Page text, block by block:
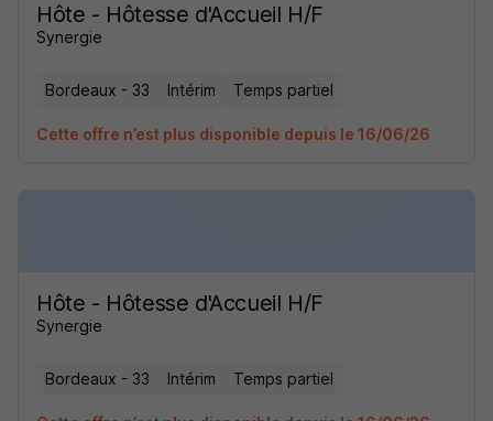
Hôte - Hôtesse d'Accueil H/F
Synergie
Bordeaux - 33 Intérim Temps partiel
Cette offre n’est plus disponible depuis le 16/06/26
Hôte - Hôtesse d'Accueil H/F
Synergie
Bordeaux - 33 Intérim Temps partiel